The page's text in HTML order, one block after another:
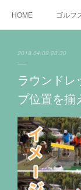
HOME ゴルフ
インスタグラム
2018.04.08 23:30
ラウンド
プ位置を揃